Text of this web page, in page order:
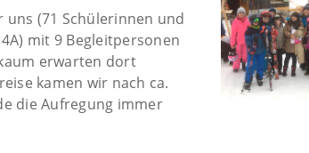
(71 Schülerinnen und
mit 9 Begleitpersonen
erwarten dort
kamen wir nach ca.
die Aufregung immer